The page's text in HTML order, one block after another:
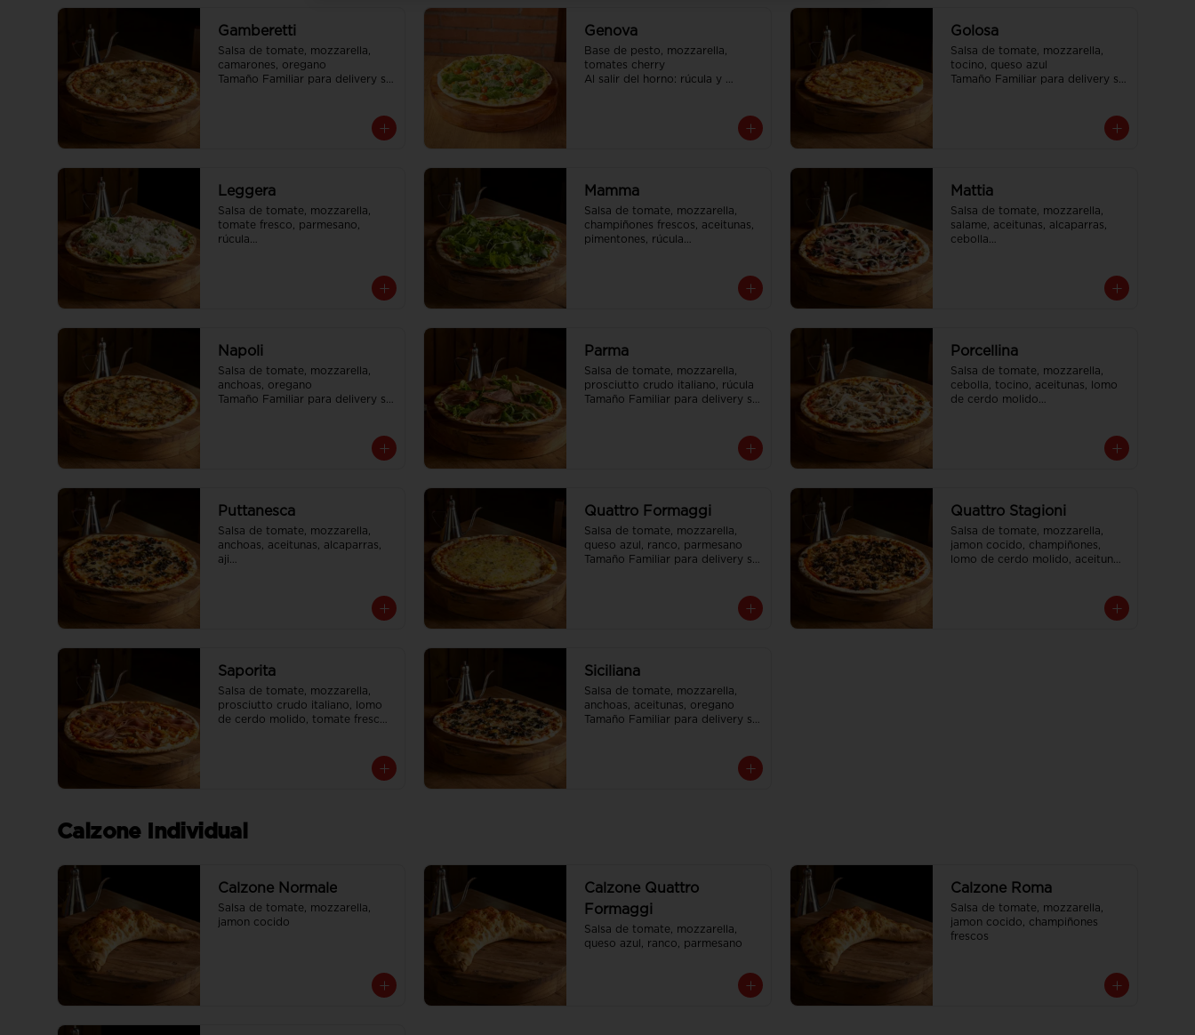
Gamberetti
Salsa de tomate, mozzarella,
camarones, oregano
Tamaño Familiar para delivery se
Genova
Base de pesto, mozzarella,
tomates cherry
Al salir del horno: rúcula y
Golosa
Salsa de tomate, mozzarella,
tocino, queso azul
Tamaño Familiar para delivery se
Leggera
Salsa de tomate, mozzarella,
tomate fresco, parmesano,
rúcula
Mamma
Salsa de tomate, mozzarella,
champiñones frescos, aceitunas,
pimentones, rúcula
Mattia
Salsa de tomate, mozzarella,
salame, aceitunas, alcaparras,
cebolla
Napoli
Salsa de tomate, mozzarella,
anchoas, oregano
Tamaño Familiar para delivery se
Parma
Salsa de tomate, mozzarella,
prosciutto crudo italiano, rúcula
Tamaño Familiar para delivery se
Porcellina
Salsa de tomate, mozzarella,
cebolla, tocino, aceitunas, lomo
de cerdo molido
Puttanesca
Salsa de tomate, mozzarella,
anchoas, aceitunas, alcaparras,
aji
Quattro Formaggi
Salsa de tomate, mozzarella,
queso azul, ranco, parmesano
Tamaño Familiar para delivery se
Quattro Stagioni
Salsa de tomate, mozzarella,
jamon cocido, champiñones,
lomo de cerdo molido, aceitunas
Saporita
Salsa de tomate, mozzarella,
prosciutto crudo italiano, lomo
de cerdo molido, tomate fresco
Siciliana
Salsa de tomate, mozzarella,
anchoas, aceitunas, oregano
Tamaño Familiar para delivery se
Calzone Individual
Calzone Normale
Salsa de tomate, mozzarella,
jamon cocido
Calzone Quattro
Formaggi
Salsa de tomate, mozzarella,
queso azul, ranco, parmesano
Calzone Roma
Salsa de tomate, mozzarella,
jamon cocido, champiñones
frescos